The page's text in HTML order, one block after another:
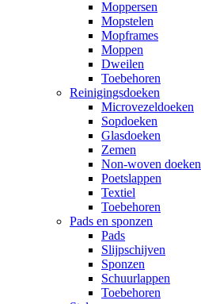
Moppersen
Mopstelen
Mopframes
Moppen
Dweilen
Toebehoren
Reinigingsdoeken
Microvezeldoeken
Sopdoeken
Glasdoeken
Zemen
Non-woven doeken
Poetslappen
Textiel
Toebehoren
Pads en sponzen
Pads
Slijpschijven
Sponzen
Schuurlappen
Toebehoren